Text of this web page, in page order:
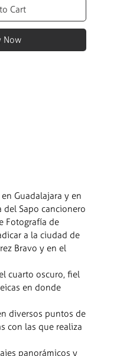
Cart
Now
Guadalajara y en
del Sapo cancionero
Fotografía de
a la ciudad de
Bravo y en el
cuarto oscuro, fiel
en donde
diversos puntos de
con las que realiza
panorámicos y